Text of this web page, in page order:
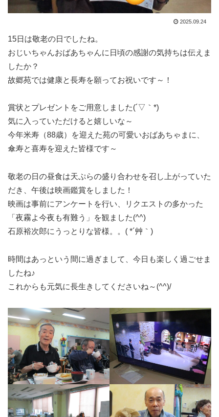
2025.09.24
15日は敬老の日でしたね。
おじいちゃんおばあちゃんに日頃の感謝の気持ちは伝えま
したか？
故郷苑では健康と長寿を願ってお祝いです～！
賞状とプレゼントをご用意しました(´▽｀*)
気に入っていただけると嬉しいな～
今年米寿（88歳）を迎えた苑の可愛いおばあちゃまに、
傘寿と喜寿を迎えた皆様です～
敬老の日の昼食は天ぷらの盛り合わせを召し上がっていた
だき、午後は映画鑑賞をしました！
映画は事前にアンケートを行い、リクエストの多かった
「夜霧よ今夜も有難う」を観ました(^^)
石原裕次郎にうっとりな皆様。。( *´艸｀)
時間はあっという間に過ぎまして、今日も楽しく過ごせま
したね♪
これからも元気に長生きしてくださいね～(^^)/